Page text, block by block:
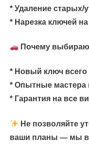
* Удаление старых/
* Нарезка ключей
Почему
* Новый ключ всего
* Опытные мастера
* Гарантия на все
Не позволяйте
ваши планы — мы